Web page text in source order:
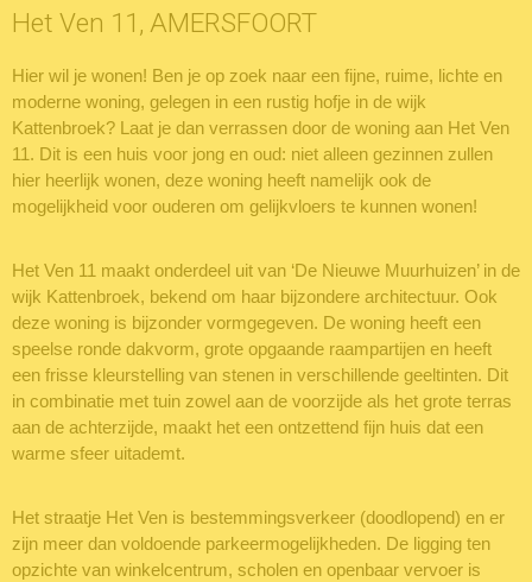
Het Ven 11, AMERSFOORT
Hier wil je wonen! Ben je op zoek naar een fijne, ruime, lichte en
moderne woning, gelegen in een rustig hofje in de wijk
Kattenbroek? Laat je dan verrassen door de woning aan Het Ven
11. Dit is een huis voor jong en oud: niet alleen gezinnen zullen
hier heerlijk wonen, deze woning heeft namelijk ook de
mogelijkheid voor ouderen om gelijkvloers te kunnen wonen!
Het Ven 11 maakt onderdeel uit van ‘De Nieuwe Muurhuizen’ in de
wijk Kattenbroek, bekend om haar bijzondere architectuur. Ook
deze woning is bijzonder vormgegeven. De woning heeft een
speelse ronde dakvorm, grote opgaande raampartijen en heeft
een frisse kleurstelling van stenen in verschillende geeltinten. Dit
in combinatie met tuin zowel aan de voorzijde als het grote terras
aan de achterzijde, maakt het een ontzettend fijn huis dat een
warme sfeer uitademt.
Het straatje Het Ven is bestemmingsverkeer (doodlopend) en er
zijn meer dan voldoende parkeermogelijkheden. De ligging ten
opzichte van winkelcentrum, scholen en openbaar vervoer is